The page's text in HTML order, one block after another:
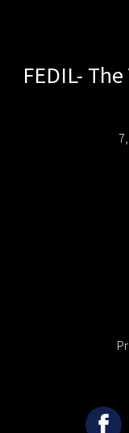
FEDIL-